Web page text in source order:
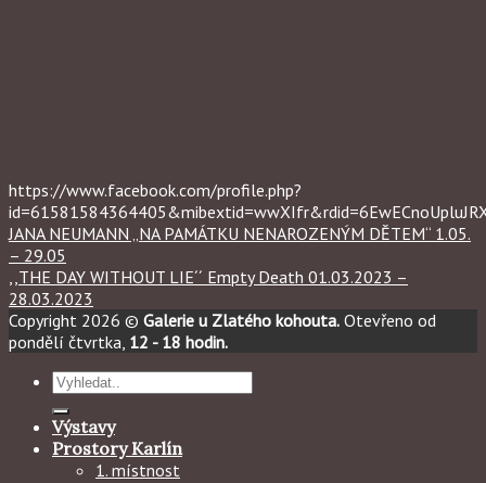
https://www.facebook.com/profile.php?
JANA NEUMANN „NA PAMÁTKU NENAROZENÝM DĚTEM“ 1.05.
– 29.05
,,THE DAY WITHOUT LIE´´ Empty Death 01.03.2023 –
28.03.2023
Copyright 2026 © Galerie u Zlatého kohouta. Otevřeno od
pondělí čtvrtka, 12 - 18 hodin.
Hledat:
Výstavy
Prostory Karlín
1. místnost